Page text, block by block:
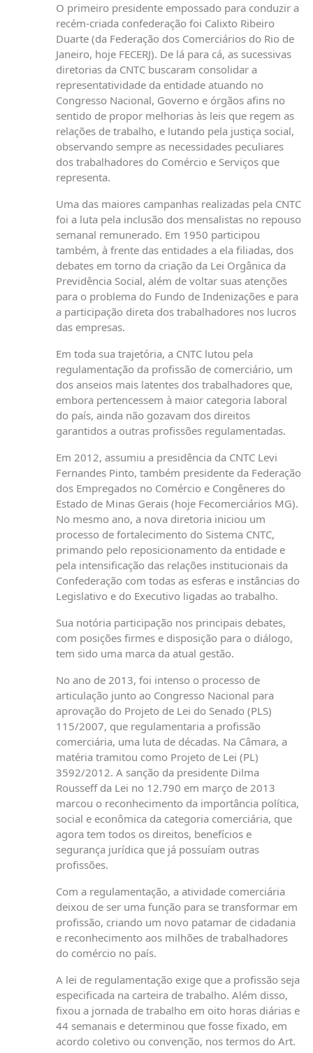
O primeiro presidente empossado para conduzir a
recém-criada confederação foi Calixto Ribeiro
Duarte (da Federação dos Comerciários do Rio de
Janeiro, hoje FECERJ). De lá para cá, as sucessivas
diretorias da CNTC buscaram consolidar a
representatividade da entidade atuando no
Congresso Nacional, Governo e órgãos afins no
sentido de propor melhorias às leis que regem as
relações de trabalho, e lutando pela justiça social,
observando sempre as necessidades peculiares
dos trabalhadores do Comércio e Serviços que
representa.
Uma das maiores campanhas realizadas pela CNTC
foi a luta pela inclusão dos mensalistas no repouso
semanal remunerado. Em 1950 participou
também, à frente das entidades a ela filiadas, dos
debates em torno da criação da Lei Orgânica da
Previdência Social, além de voltar suas atenções
para o problema do Fundo de Indenizações e para
a participação direta dos trabalhadores nos lucros
das empresas.
Em toda sua trajetória, a CNTC lutou pela
regulamentação da profissão de comerciário, um
dos anseios mais latentes dos trabalhadores que,
embora pertencessem à maior categoria laboral
do país, ainda não gozavam dos direitos
garantidos a outras profissões regulamentadas.
Em 2012, assumiu a presidência da CNTC Levi
Fernandes Pinto, também presidente da Federação
dos Empregados no Comércio e Congêneres do
Estado de Minas Gerais (hoje Fecomerciários MG).
No mesmo ano, a nova diretoria iniciou um
processo de fortalecimento do Sistema CNTC,
primando pelo reposicionamento da entidade e
pela intensificação das relações institucionais da
Confederação com todas as esferas e instâncias do
Legislativo e do Executivo ligadas ao trabalho.
Sua notória participação nos principais debates,
com posições firmes e disposição para o diálogo,
tem sido uma marca da atual gestão.
No ano de 2013, foi intenso o processo de
articulação junto ao Congresso Nacional para
aprovação do Projeto de Lei do Senado (PLS)
115/2007, que regulamentaria a profissão
comerciária, uma luta de décadas. Na Câmara, a
matéria tramitou como Projeto de Lei (PL)
3592/2012. A sanção da presidente Dilma
Rousseff da Lei no 12.790 em março de 2013
marcou o reconhecimento da importância política,
social e econômica da categoria comerciária, que
agora tem todos os direitos, benefícios e
segurança jurídica que já possuíam outras
profissões.
Com a regulamentação, a atividade comerciária
deixou de ser uma função para se transformar em
profissão, criando um novo patamar de cidadania
e reconhecimento aos milhões de trabalhadores
do comércio no país.
A lei de regulamentação exige que a profissão seja
especificada na carteira de trabalho. Além disso,
fixou a jornada de trabalho em oito horas diárias e
44 semanais e determinou que fosse fixado, em
acordo coletivo ou convenção, nos termos do Art.